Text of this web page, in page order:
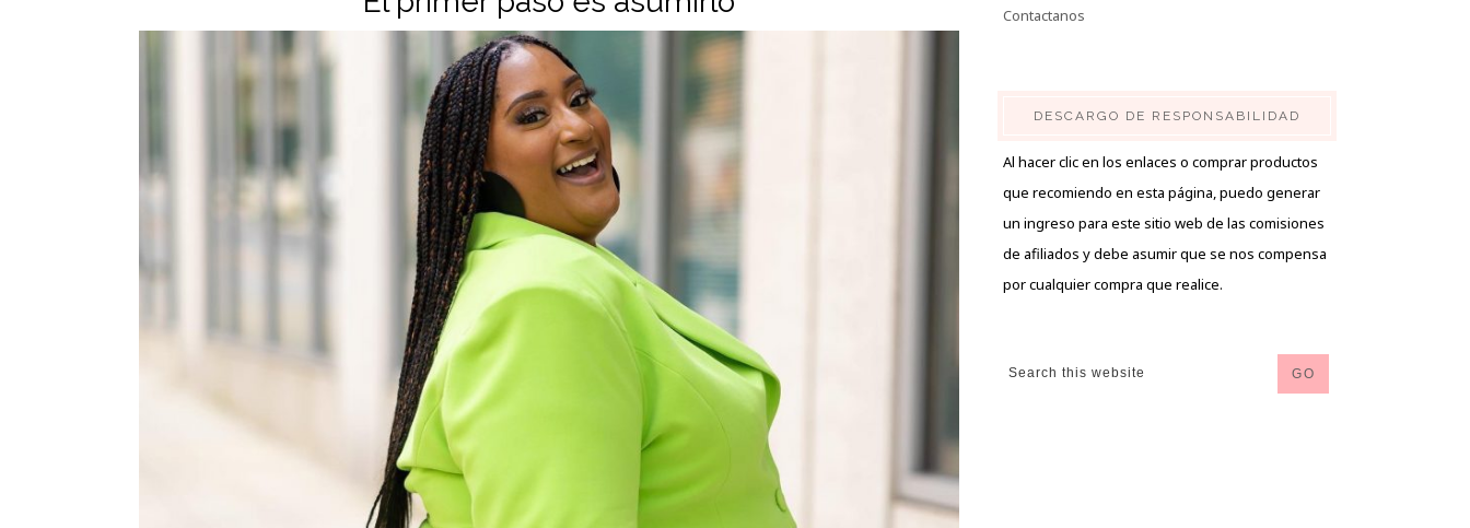
Contactanos
DESCARGO DE RESPONSABILIDAD
Al hacer clic en los enlaces o comprar productos
que recomiendo en esta página, puedo generar
un ingreso para este sitio web de las comisiones
de afiliados y debe asumir que se nos compensa
por cualquier compra que realice.